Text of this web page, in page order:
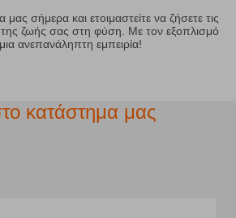
μας σήμερα και ετοιμαστείτε να ζήσετε τις
της ζωής σας στη φύση. Με τον εξοπλισμό
μια ανεπανάληπτη εμπειρία!
κατάστημα μας